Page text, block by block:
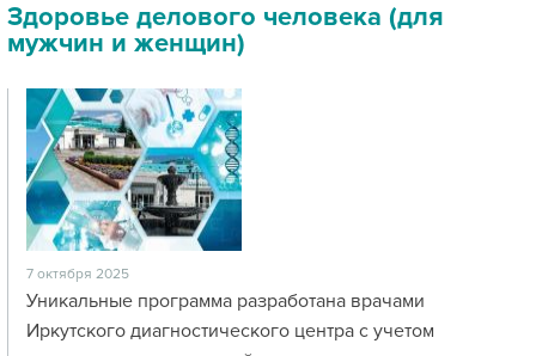
Здоровье делового человека (для
мужчин и женщин)
7 октября 2025
Уникальные программа разработана врачами
Иркутского диагностического центра с учетом